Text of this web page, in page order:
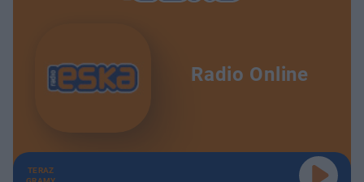
Radio Online
TERAZ